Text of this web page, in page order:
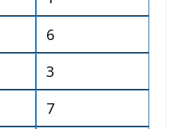
6
3
7